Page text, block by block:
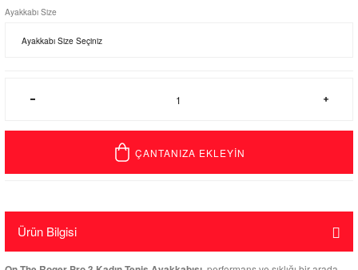
Ayakkabı Size
ÇANTANIZA EKLEYİN
Ürün Bilgisi